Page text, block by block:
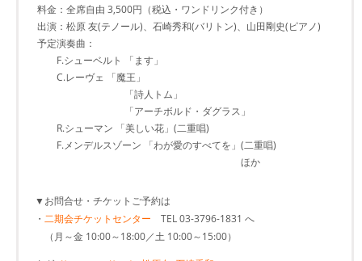
料金：全席自由 3,500円（税込・ワンドリンク付き）
出演：松原 友(テノール)、石崎秀和(バリトン)、山田剛史(ピアノ)
予定演奏曲：
F.シューベルト 「ます」
C.レーヴェ 「魔王」
「詩人トム」
「アーチボルド・ダグラス」
R.シューマン 「美しい花」(二重唱)
F.メンデルスゾーン 「わが愛のすべてを」(二重唱)
ほか
▼お問合せ・チケットご予約は
・ 二期会チケットセンター TEL 03-3796-1831 へ
（月～金 10:00～18:00／土 10:00～15:00）